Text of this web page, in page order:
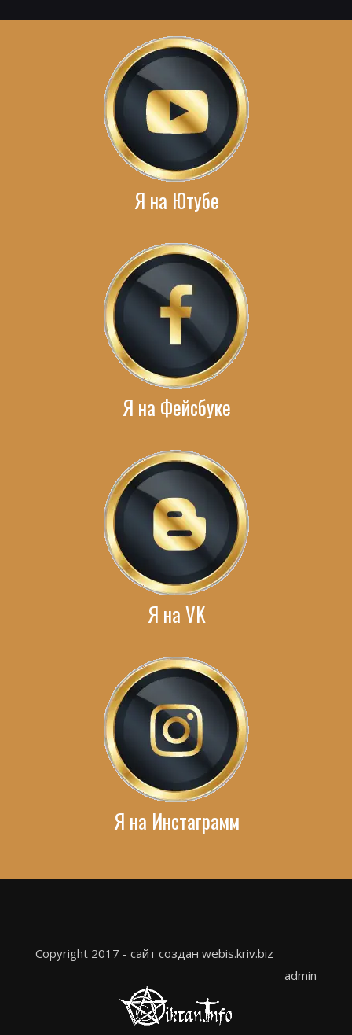
Я на Ютубе
Я на Фейсбуке
Я на VK
Я на Инстаграмм
Copyright 2017 - сайт создан webis.kriv.biz
admin